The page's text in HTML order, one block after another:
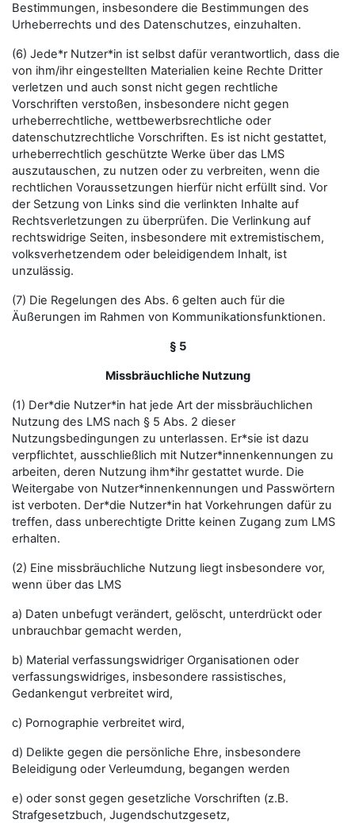
Bestimmungen, insbesondere die Bestimmungen des
Urheberrechts und des Datenschutzes, einzuhalten.
(6) Jede*r Nutzer*in ist selbst dafür verantwortlich, dass die
von ihm/ihr eingestellten Materialien keine Rechte Dritter
verletzen und auch sonst nicht gegen rechtliche
Vorschriften verstoßen, insbesondere nicht gegen
urheberrechtliche, wettbewerbsrechtliche oder
datenschutzrechtliche Vorschriften. Es ist nicht gestattet,
urheberrechtlich geschützte Werke über das LMS
auszutauschen, zu nutzen oder zu verbreiten, wenn die
rechtlichen Voraussetzungen hierfür nicht erfüllt sind. Vor
der Setzung von Links sind die verlinkten Inhalte auf
Rechtsverletzungen zu überprüfen. Die Verlinkung auf
rechtswidrige Seiten, insbesondere mit extremistischem,
volksverhetzendem oder beleidigendem Inhalt, ist
unzulässig.
(7) Die Regelungen des Abs. 6 gelten auch für die
Äußerungen im Rahmen von Kommunikationsfunktionen.
§ 5
Missbräuchliche Nutzung
(1) Der*die Nutzer*in hat jede Art der missbräuchlichen
Nutzung des LMS nach § 5 Abs. 2 dieser
Nutzungsbedingungen zu unterlassen. Er*sie ist dazu
verpflichtet, ausschließlich mit Nutzer*innenkennungen zu
arbeiten, deren Nutzung ihm*ihr gestattet wurde. Die
Weitergabe von Nutzer*innenkennungen und Passwörtern
ist verboten. Der*die Nutzer*in hat Vorkehrungen dafür zu
treffen, dass unberechtigte Dritte keinen Zugang zum LMS
erhalten.
(2) Eine missbräuchliche Nutzung liegt insbesondere vor,
wenn über das LMS
a) Daten unbefugt verändert, gelöscht, unterdrückt oder
unbrauchbar gemacht werden,
b) Material verfassungswidriger Organisationen oder
verfassungswidriges, insbesondere rassistisches,
Gedankengut verbreitet wird,
c) Pornographie verbreitet wird,
d) Delikte gegen die persönliche Ehre, insbesondere
Beleidigung oder Verleumdung, begangen werden
e) oder sonst gegen gesetzliche Vorschriften (z.B.
Strafgesetzbuch, Jugendschutzgesetz,